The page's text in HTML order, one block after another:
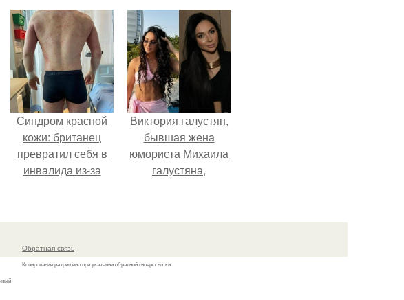
Синдром красной
кожи: британец
превратил себя в
инвалида из-за
мази.
Виктория галустян,
бывшая жена
юмориста Михаила
галустяна,
последствиях
Обратная связь
Копирование разрешено при указании обратной гиперссылки.